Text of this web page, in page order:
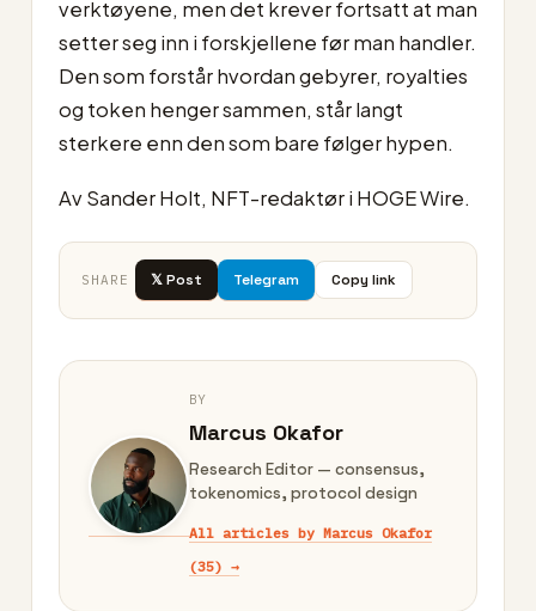
verktøyene, men det krever fortsatt at man
setter seg inn i forskjellene før man handler.
Den som forstår hvordan gebyrer, royalties
og token henger sammen, står langt
sterkere enn den som bare følger hypen.
Av Sander Holt, NFT-redaktør i HOGE Wire.
SHARE 𝕏 Post Telegram Copy link
BY
Marcus Okafor
Research Editor — consensus,
tokenomics, protocol design
All articles by Marcus Okafor
(35) →